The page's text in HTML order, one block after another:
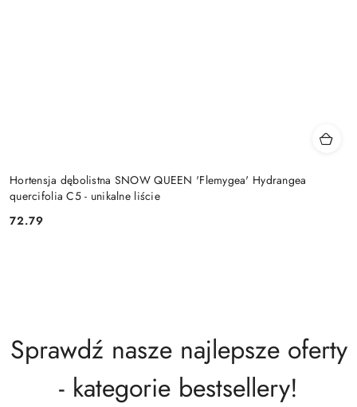
Hortensja dębolistna SNOW QUEEN 'Flemygea' Hydrangea
quercifolia C5 - unikalne liście
Cena:
72.79
Sprawdź nasze najlepsze oferty
- kategorie bestsellery!